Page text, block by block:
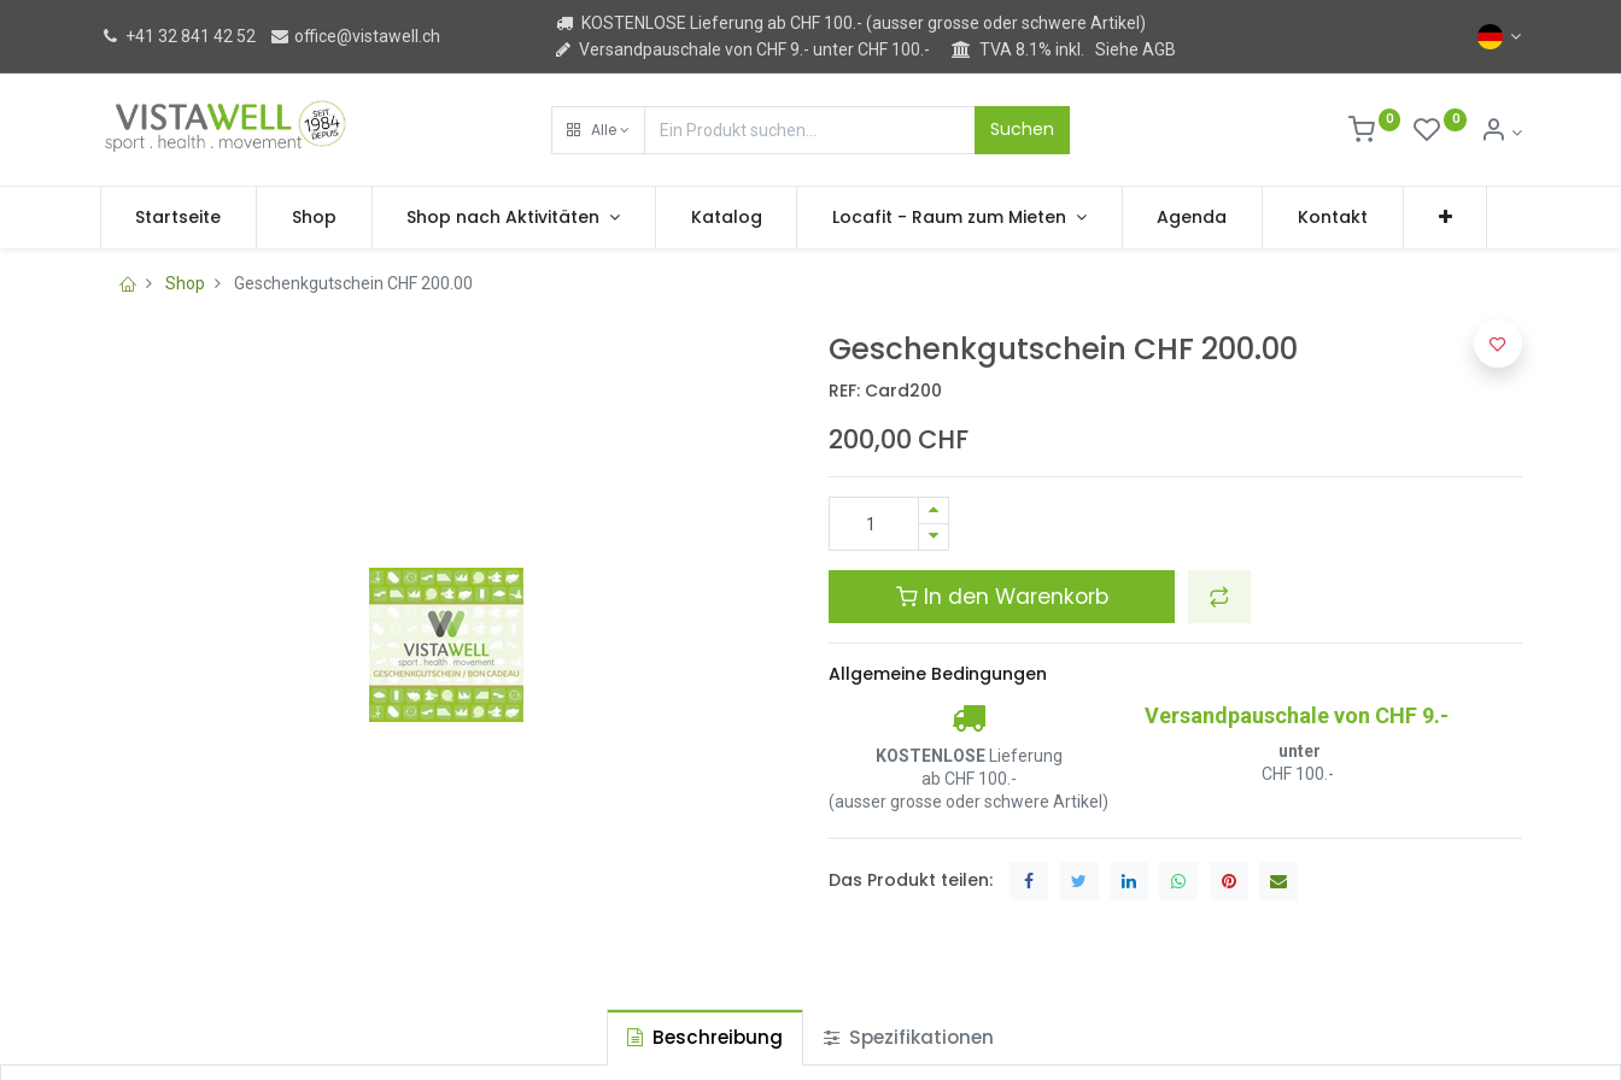
+41 32 841 42 52 office@vistawell.ch
KOSTENLOSE Lieferung ab CHF 100.- (ausser grosse oder schwere Artikel)
Versandpauschale von CHF 9.- unter CHF 100.-
TVA 8.1% inkl.Siehe AGB
Alle Suchen 0 0
Startseite Shop Shop nach Aktivitäten Katalog Locafit - Raum zum Mieten Agenda Kontakt
Shop Geschenkgutschein CHF 200.00
Geschenkgutschein CHF 200.00
REF: Card200
200,00 CHF
In den Warenkorb
Allgemeine Bedingungen
KOSTENLOSELieferung
ab CHF 100.-
(ausser grosse oder schwere Artikel)
Versandpauschale von CHF 9.-
unter
CHF 100.-
Das Produkt teilen:
Beschreibung Spezifikationen